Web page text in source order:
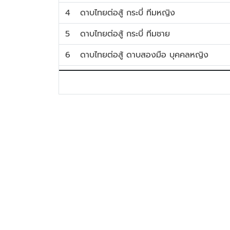
4
ดาบไทยต่อสู้ กระบี่ ทีมหญิง
5
ดาบไทยต่อสู้ กระบี่ ทีมชาย
6
ดาบไทยต่อสู้ ดาบสองมือ บุคคลหญิง
8
ดาบไทยศิลปะการต่อสู้ด้วยอาวุธไทย ง้าว